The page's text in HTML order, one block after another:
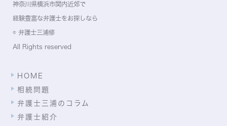
神奈川県横浜市関内近郊で
経験豊富な弁護士をお探しなら
© 弁護士三浦修
All Rights reserved
HOME
相続問題
弁護士三浦のコラム
弁護士紹介